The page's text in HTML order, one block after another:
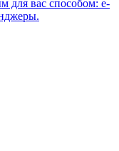
для вас способом: e-